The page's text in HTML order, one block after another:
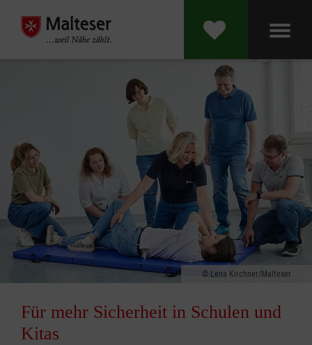
Lena Kirchner/Malteser
Für mehr Sicherheit in Schulen und
Kitas